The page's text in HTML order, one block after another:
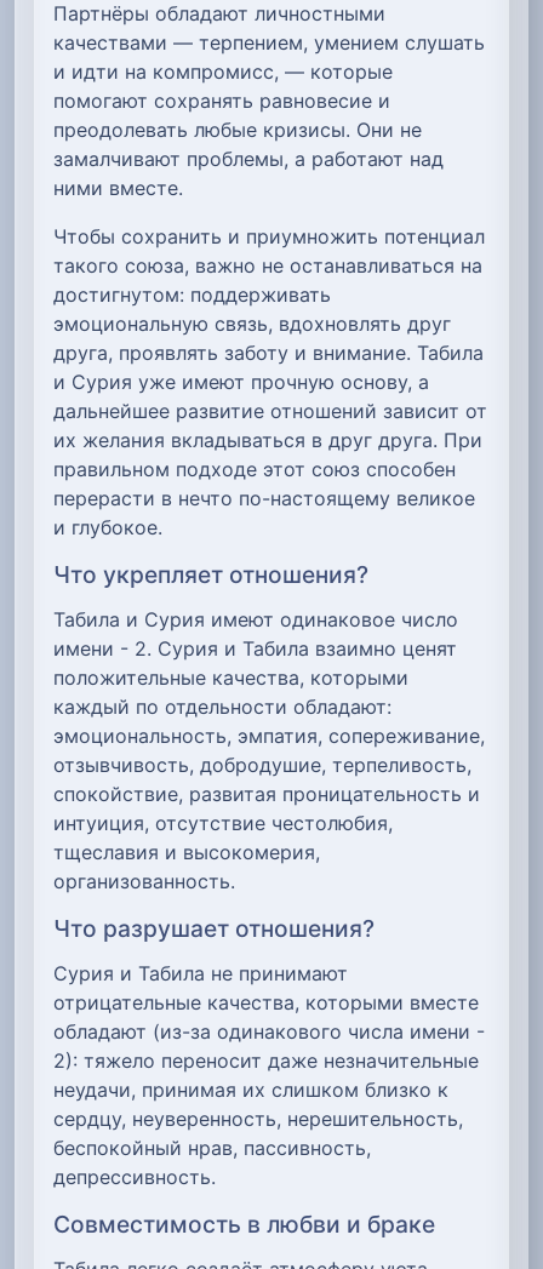
Партнёры обладают личностными
качествами — терпением, умением слушать
и идти на компромисс, — которые
помогают сохранять равновесие и
преодолевать любые кризисы. Они не
замалчивают проблемы, а работают над
ними вместе.
Чтобы сохранить и приумножить потенциал
такого союза, важно не останавливаться на
достигнутом: поддерживать
эмоциональную связь, вдохновлять друг
друга, проявлять заботу и внимание. Табила
и Сурия уже имеют прочную основу, а
дальнейшее развитие отношений зависит от
их желания вкладываться в друг друга. При
правильном подходе этот союз способен
перерасти в нечто по-настоящему великое
и глубокое.
Что укрепляет отношения?
Табила и Сурия имеют одинаковое число
имени - 2. Сурия и Табила взаимно ценят
положительные качества, которыми
каждый по отдельности обладают:
эмоциональность, эмпатия, сопереживание,
отзывчивость, добродушие, терпеливость,
спокойствие, развитая проницательность и
интуиция, отсутствие честолюбия,
тщеславия и высокомерия,
организованность.
Что разрушает отношения?
Сурия и Табила не принимают
отрицательные качества, которыми вместе
обладают (из-за одинакового числа имени -
2): тяжело переносит даже незначительные
неудачи, принимая их слишком близко к
сердцу, неуверенность, нерешительность,
беспокойный нрав, пассивность,
депрессивность.
Совместимость в любви и браке